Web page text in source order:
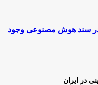
سند هوش مصنوعی وجود
در ایران